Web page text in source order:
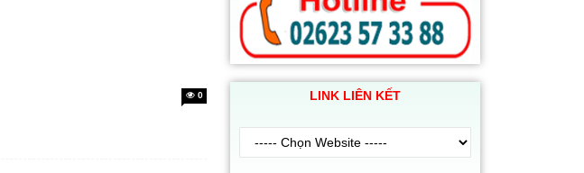
0 LINK LIÊN KẾT